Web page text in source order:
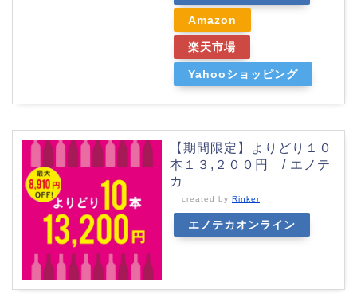
Amazon
楽天市場
Yahooショッピング
【期間限定】よりどり１０
本１３,２００円 / エノテ
カ
created by Rinker
エノテカオンライン